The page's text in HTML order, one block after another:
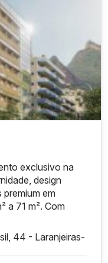
exclusivo na
design
em
a 71 m². Com
44 - Laranjeiras-